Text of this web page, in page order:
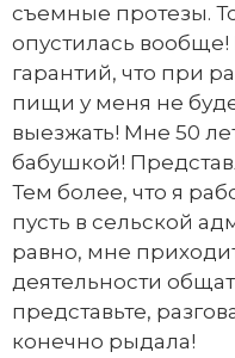
съемные протезы.
опустилась
гарантий, что при
пищи у меня не
выезжать! Мне 50
бабушкой!
Тем более, что я
пусть в сельской
равно, мне
деятельности
представьте,
конечно рыдала!